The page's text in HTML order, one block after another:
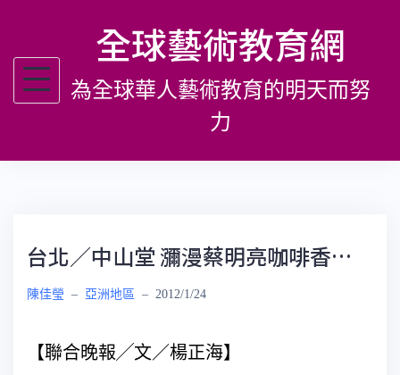
主
全球藝術教育網
為全球華人藝術教育的明天而努
力
台北／中山堂 瀰漫蔡明亮咖啡香…
陳佳瑩 – 亞洲地區 – 2012/1/24
【聯合晚報╱文／楊正海】